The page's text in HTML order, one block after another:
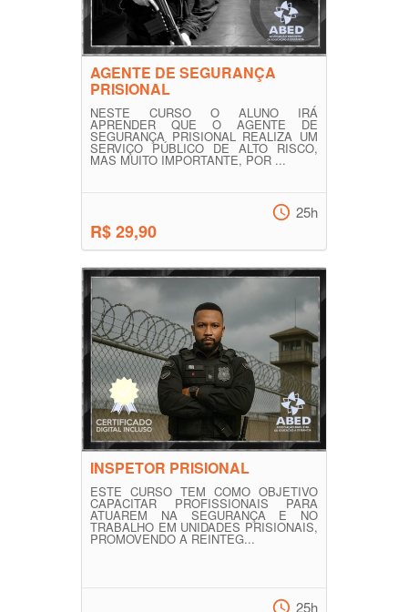
AGENTE DE SEGURANÇA
PRISIONAL
NESTE CURSO O ALUNO IRÁ
APRENDER QUE O AGENTE DE
SEGURANÇA PRISIONAL REALIZA UM
SERVIÇO PÚBLICO DE ALTO RISCO,
MAS MUITO IMPORTANTE, POR ...
R$ 29,90
25h
INSPETOR PRISIONAL
ESTE CURSO TEM COMO OBJETIVO
CAPACITAR PROFISSIONAIS PARA
ATUAREM NA SEGURANÇA E NO
TRABALHO EM UNIDADES PRISIONAIS,
PROMOVENDO A REINTEG...
25h